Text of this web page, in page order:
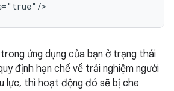
ứng dụng của bạn ở trạng thái
định hạn chế về trải nghiệm người
lực, thì hoạt động đó sẽ bị che